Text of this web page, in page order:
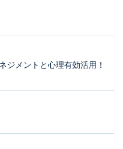
ジメントと心理有効活用！